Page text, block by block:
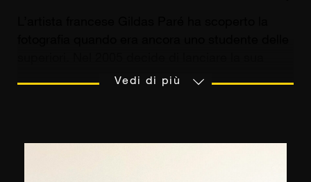
carriera come fotografo e inizia a lavorare per
Vedi di più